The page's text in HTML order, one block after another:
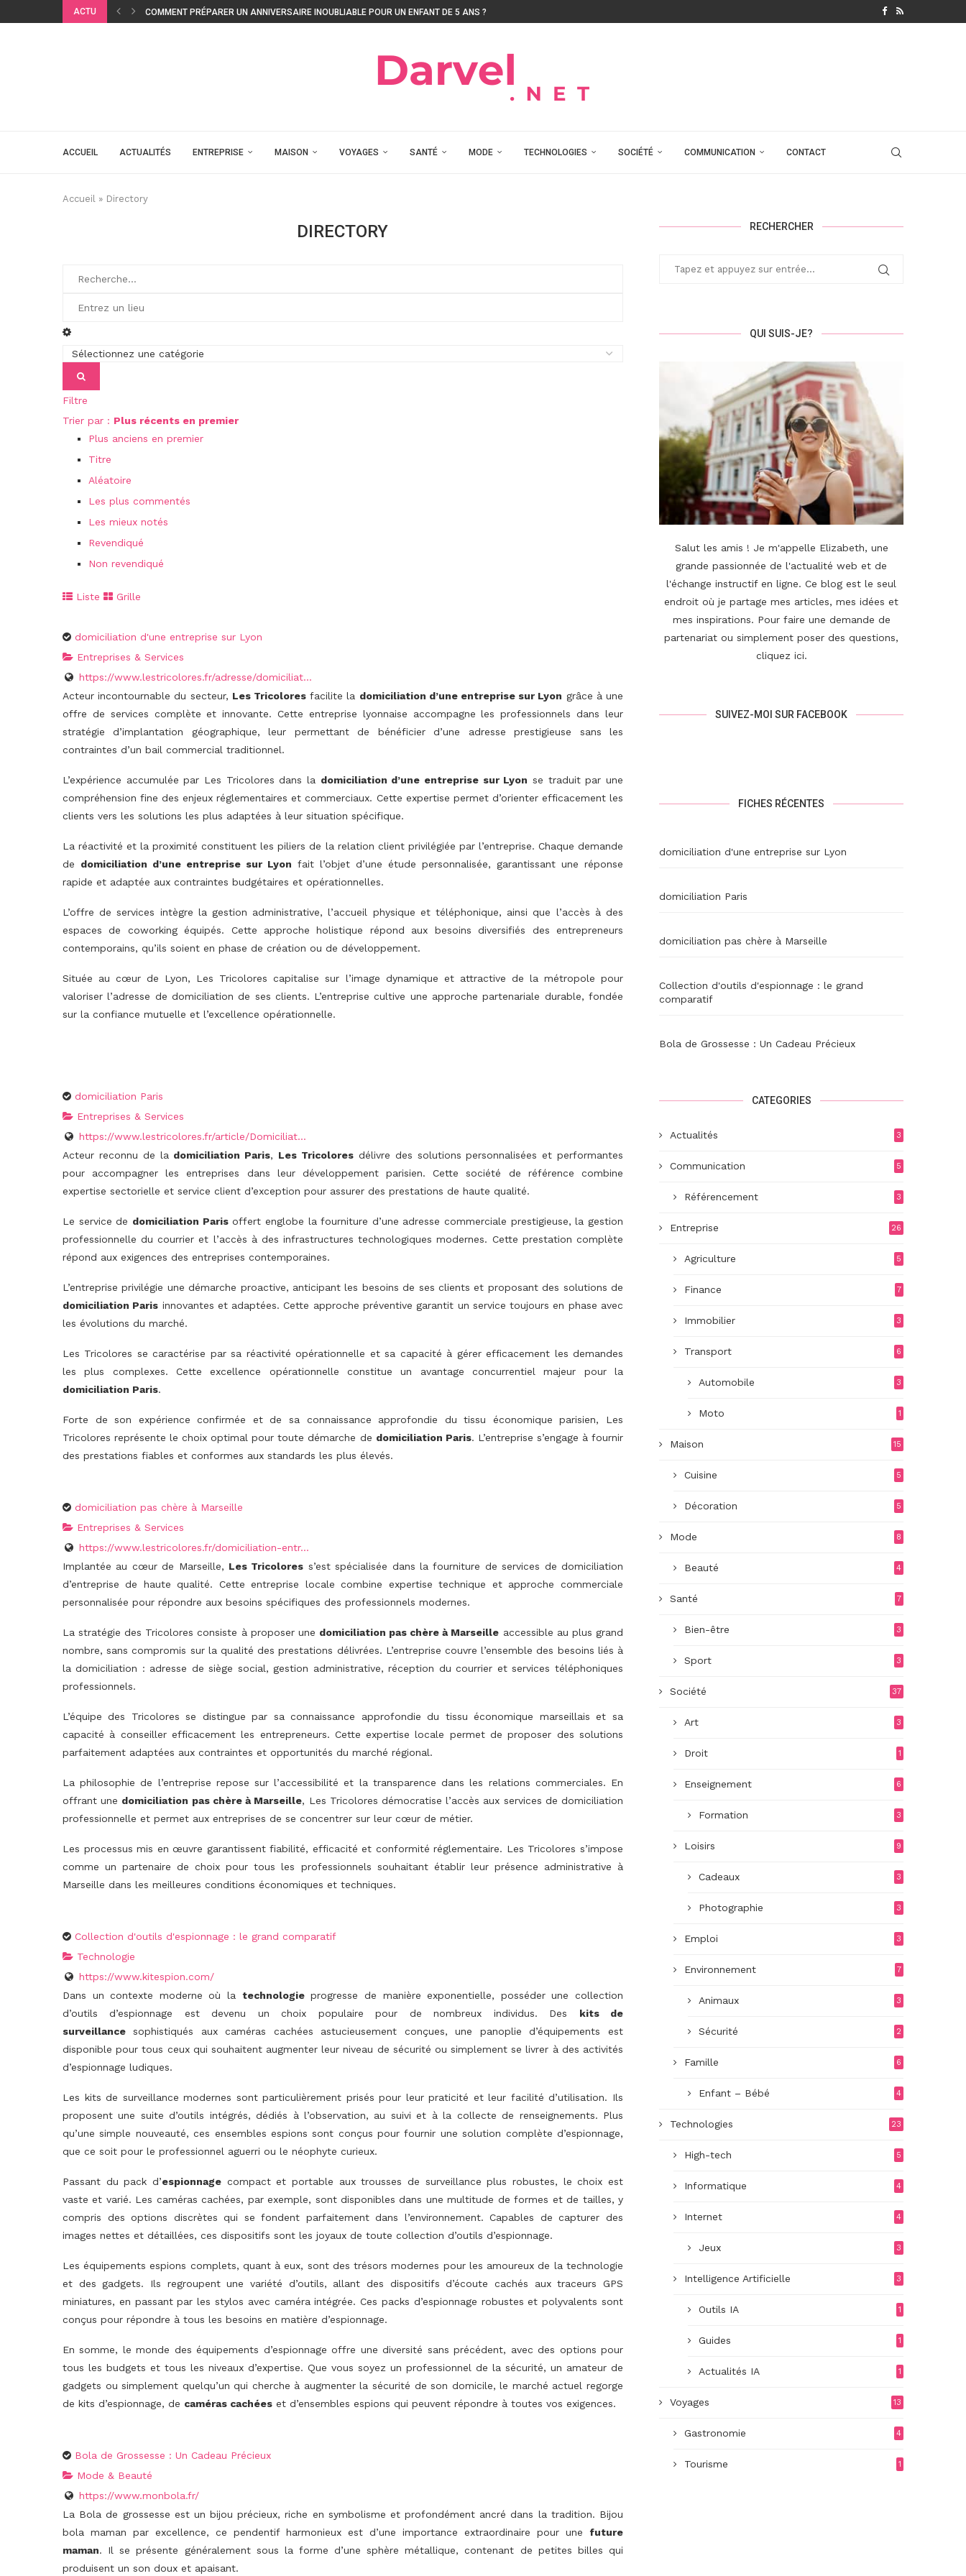
ACTU COMMENT PRÉPARER UN ANNIVERSAIRE INOUBLIABLE POUR UN ENFANT DE 5 ANS ?
ACCUEIL ACTUALITÉS ENTREPRISE MAISON VOYAGES SANTÉ MODE TECHNOLOGIES SOCIÉTÉ COMMUNICATION CONTACT
Accueil » Directory
DIRECTORY
Filtre
Trier par : Plus récents en premier
Plus anciens en premier
Titre
Aléatoire
Les plus commentés
Les mieux notés
Revendiqué
Non revendiqué
Liste Grille
domiciliation d'une entreprise sur Lyon
Entreprises & Services
https://www.lestricolores.fr/adresse/domiciliat...
Acteur incontournable du secteur, Les Tricolores facilite la domiciliation d’une entreprise sur Lyon grâce à une
offre de services complète et innovante. Cette entreprise lyonnaise accompagne les professionnels dans leur
stratégie d’implantation géographique, leur permettant de bénéficier d’une adresse prestigieuse sans les
contraintes d’un bail commercial traditionnel.
L’expérience accumulée par Les Tricolores dans la domiciliation d’une entreprise sur Lyon se traduit par une
compréhension fine des enjeux réglementaires et commerciaux. Cette expertise permet d’orienter efficacement les
clients vers les solutions les plus adaptées à leur situation spécifique.
La réactivité et la proximité constituent les piliers de la relation client privilégiée par l’entreprise. Chaque demande
de domiciliation d’une entreprise sur Lyon fait l’objet d’une étude personnalisée, garantissant une réponse
rapide et adaptée aux contraintes budgétaires et opérationnelles.
L’offre de services intègre la gestion administrative, l’accueil physique et téléphonique, ainsi que l’accès à des
espaces de coworking équipés. Cette approche holistique répond aux besoins diversifiés des entrepreneurs
contemporains, qu’ils soient en phase de création ou de développement.
Située au cœur de Lyon, Les Tricolores capitalise sur l’image dynamique et attractive de la métropole pour
valoriser l’adresse de domiciliation de ses clients. L’entreprise cultive une approche partenariale durable, fondée
sur la confiance mutuelle et l’excellence opérationnelle.
domiciliation Paris
Entreprises & Services
https://www.lestricolores.fr/article/Domiciliat...
Acteur reconnu de la domiciliation Paris, Les Tricoloresdélivre des solutions personnalisées et performantes
pour accompagner les entreprises dans leur développement parisien. Cette société de référence combine
expertise sectorielle et service client d’exception pour assurer des prestations de haute qualité.
Le service de domiciliation Parisoffert englobe la fourniture d’une adresse commerciale prestigieuse, la gestion
professionnelle du courrier et l’accès à des infrastructures technologiques modernes. Cette prestation complète
répond aux exigences des entreprises contemporaines.
L’entreprise privilégie une démarche proactive, anticipant les besoins de ses clients et proposant des solutions de
domiciliation Paris innovantes et adaptées. Cette approche préventive garantit un service toujours en phase avec
les évolutions du marché.
Les Tricolores se caractérise par sa réactivité opérationnelle et sa capacité à gérer efficacement les demandes
les plus complexes. Cette excellence opérationnelle constitue un avantage concurrentiel majeur pour la
domiciliation Paris.
Forte de son expérience confirmée et de sa connaissance approfondie du tissu économique parisien, Les
Tricolores représente le choix optimal pour toute démarche de domiciliation Paris. L’entreprise s’engage à fournir
des prestations fiables et conformes aux standards les plus élevés.
domiciliation pas chère à Marseille
Entreprises & Services
https://www.lestricolores.fr/domiciliation-entr...
Implantée au cœur de Marseille, Les Tricolores s’est spécialisée dans la fourniture de services de domiciliation
d’entreprise de haute qualité. Cette entreprise locale combine expertise technique et approche commerciale
personnalisée pour répondre aux besoins spécifiques des professionnels modernes.
La stratégie des Tricolores consiste à proposer une domiciliation pas chère à Marseille accessible au plus grand
nombre, sans compromis sur la qualité des prestations délivrées. L’entreprise couvre l’ensemble des besoins liés à
la domiciliation : adresse de siège social, gestion administrative, réception du courrier et services téléphoniques
professionnels.
L’équipe des Tricolores se distingue par sa connaissance approfondie du tissu économique marseillais et sa
capacité à conseiller efficacement les entrepreneurs. Cette expertise locale permet de proposer des solutions
parfaitement adaptées aux contraintes et opportunités du marché régional.
La philosophie de l’entreprise repose sur l’accessibilité et la transparence dans les relations commerciales. En
offrant une domiciliation pas chère à Marseille, Les Tricolores démocratise l’accès aux services de domiciliation
professionnelle et permet aux entreprises de se concentrer sur leur cœur de métier.
Les processus mis en œuvre garantissent fiabilité, efficacité et conformité réglementaire. Les Tricolores s’impose
comme un partenaire de choix pour tous les professionnels souhaitant établir leur présence administrative à
Marseille dans les meilleures conditions économiques et techniques.
Collection d'outils d'espionnage : le grand comparatif
Technologie
https://www.kitespion.com/
Dans un contexte moderne où la technologieprogresse de manière exponentielle, posséder une collection
d’outils d’espionnage est devenu un choix populaire pour de nombreux individus. Des kits de
surveillance sophistiqués aux caméras cachées astucieusement conçues, une panoplie d’équipements est
disponible pour tous ceux qui souhaitent augmenter leur niveau de sécurité ou simplement se livrer à des activités
d’espionnage ludiques.
Les kits de surveillance modernes sont particulièrement prisés pour leur praticité et leur facilité d’utilisation. Ils
proposent une suite d’outils intégrés, dédiés à l’observation, au suivi et à la collecte de renseignements. Plus
qu’une simple nouveauté, ces ensembles espions sont conçus pour fournir une solution complète d’espionnage,
que ce soit pour le professionnel aguerri ou le néophyte curieux.
Passant du pack d’espionnage compact et portable aux trousses de surveillance plus robustes, le choix est
vaste et varié. Les caméras cachées, par exemple, sont disponibles dans une multitude de formes et de tailles, y
compris des options discrètes qui se fondent parfaitement dans l’environnement. Capables de capturer des
images nettes et détaillées, ces dispositifs sont les joyaux de toute collection d’outils d’espionnage.
Les équipements espions complets, quant à eux, sont des trésors modernes pour les amoureux de la technologie
et des gadgets. Ils regroupent une variété d’outils, allant des dispositifs d’écoute cachés aux traceurs GPS
miniatures, en passant par les stylos avec caméra intégrée. Ces packs d’espionnage robustes et polyvalents sont
conçus pour répondre à tous les besoins en matière d’espionnage.
En somme, le monde des équipements d’espionnage offre une diversité sans précédent, avec des options pour
tous les budgets et tous les niveaux d’expertise. Que vous soyez un professionnel de la sécurité, un amateur de
gadgets ou simplement quelqu’un qui cherche à augmenter la sécurité de son domicile, le marché actuel regorge
de kits d’espionnage, de caméras cachées et d’ensembles espions qui peuvent répondre à toutes vos exigences.
Bola de Grossesse : Un Cadeau Précieux
Mode & Beauté
https://www.monbola.fr/
La Bola de grossesse est un bijou précieux, riche en symbolisme et profondément ancré dans la tradition. Bijou
bola maman par excellence, ce pendentif harmonieux est d’une importance extraordinaire pour une future
maman. Il se présente généralement sous la forme d’une sphère métallique, contenant de petites billes qui
produisent un son doux et apaisant.
RECHERCHER
QUI SUIS-JE?
Salut les amis ! Je m'appelle Elizabeth, une
grande passionnée de l'actualité web et de
l'échange instructif en ligne. Ce blog est le seul
endroit où je partage mes articles, mes idées et
mes inspirations. Pour faire une demande de
partenariat ou simplement poser des questions,
cliquez ici.
SUIVEZ-MOI SUR FACEBOOK
FICHES RÉCENTES
domiciliation d'une entreprise sur Lyon
domiciliation Paris
domiciliation pas chère à Marseille
Collection d'outils d'espionnage : le grand
comparatif
Bola de Grossesse : Un Cadeau Précieux
CATEGORIES
Actualités 3
Communication 5
Référencement 3
Entreprise 26
Agriculture 5
Finance 7
Immobilier 3
Transport 6
Automobile 3
Moto 1
Maison 15
Cuisine 5
Décoration 5
Mode 8
Beauté 4
Santé 7
Bien-être 3
Sport 3
Société 37
Art 3
Droit 1
Enseignement 6
Formation 3
Loisirs 9
Cadeaux 3
Photographie 3
Emploi 3
Environnement 7
Animaux 3
Sécurité 2
Famille 6
Enfant – Bébé 4
Technologies 23
High-tech 5
Informatique 4
Internet 4
Jeux 3
Intelligence Artificielle 3
Outils IA 1
Guides 1
Actualités IA 1
Voyages 13
Gastronomie 4
Tourisme 1